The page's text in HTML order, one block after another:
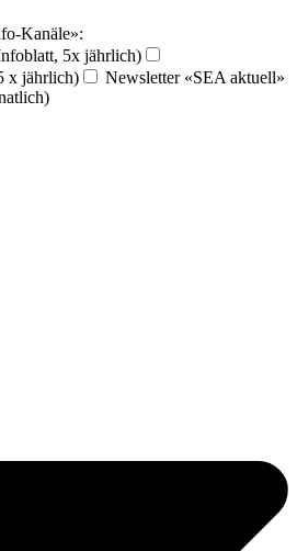
Kanäle»:
5x jährlich)
x jährlich)
Newsletter «SEA aktuell»